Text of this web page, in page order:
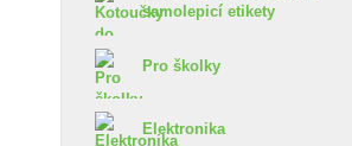
samolepicí etikety
Pro školky
Elektronika